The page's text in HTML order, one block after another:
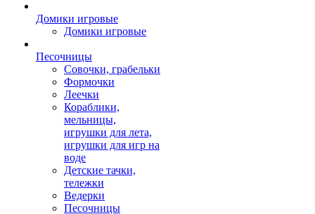
Домики игровые
Домики игровые
Песочницы
Совочки, грабельки
Формочки
Леечки
Кораблики,
мельницы,
игрушки для лета,
игрушки для игр на
воде
Детские тачки,
тележки
Ведерки
Песочницы